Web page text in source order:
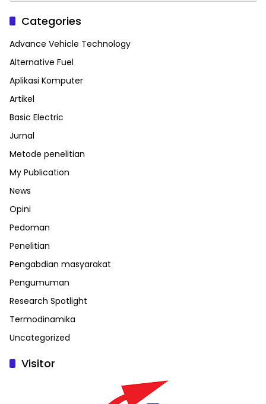
Categories
Advance Vehicle Technology
Alternative Fuel
Aplikasi Komputer
Artikel
Basic Electric
Jurnal
Metode penelitian
My Publication
News
Opini
Pedoman
Penelitian
Pengabdian masyarakat
Pengumuman
Research Spotlight
Termodinamika
Uncategorized
Visitor